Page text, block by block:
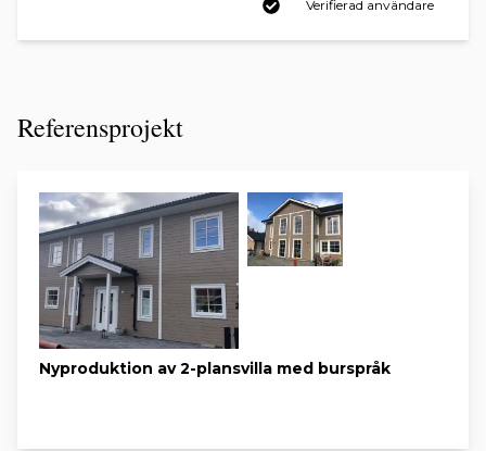
Verifierad användare
Referensprojekt
Nyproduktion av 2-plansvilla med burspråk